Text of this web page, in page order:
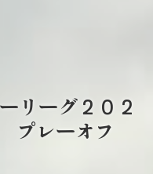
リーグ２０２
レーオフ